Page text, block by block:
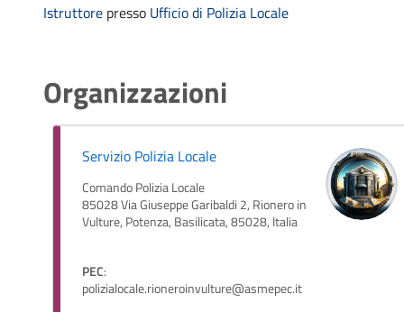
Istruttore presso Ufficio di Polizia Locale
Organizzazioni
Servizio Polizia Locale
Comando Polizia Locale
85028 Via Giuseppe Garibaldi 2, Rionero in
Vulture, Potenza, Basilicata, 85028, Italia
PEC:
polizialocale.rioneroinvulture@asmepec.it